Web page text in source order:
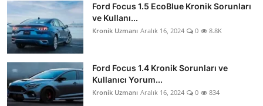
Ford Focus 1.5 EcoBlue Kronik Sorunları
ve Kullanı...
Kronik Uzmanı Aralık 16, 2024 0 8.8K
Ford Focus 1.4 Kronik Sorunları ve
Kullanıcı Yorum...
Kronik Uzmanı Aralık 16, 2024 0 834